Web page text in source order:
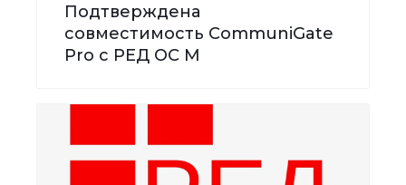
Подтверждена
совместимость CommuniGate
Pro с РЕД ОС М